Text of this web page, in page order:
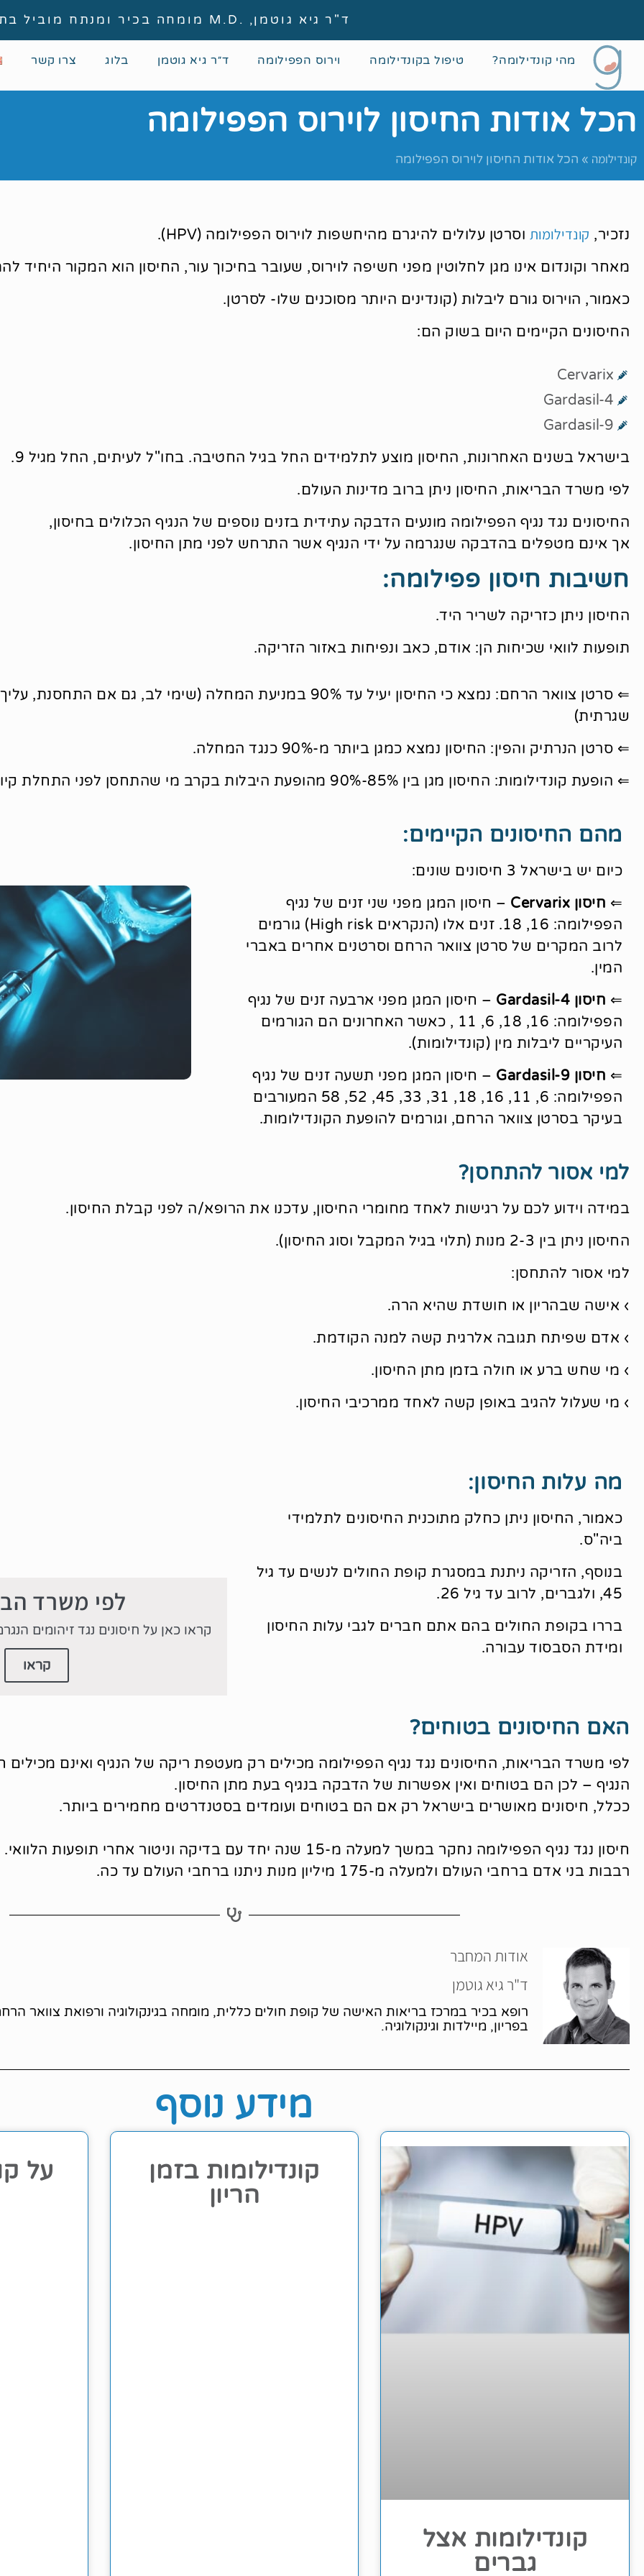
ד"ר גיא גוטמן, .M.D מומחה בכיר ומנתח מוביל בתחום
מהי קונדילומה? טיפול בקונדילומה וירוס הפפילומה ד״ר גיא גוטמן בלוג צרו קשר
הכל אודות החיסון לוירוס הפפילומה
קונדילומה » הכל אודות החיסון לוירוס הפפילומה
נזכיר, קונדילומות וסרטן עלולים להיגרם מהיחשפות לוירוס הפפילומה (HPV).
מאחר וקונדום אינו מגן לחלוטין מפני חשיפה לוירוס, שעובר בחיכוך עור, החיסון הוא המקור היחיד
כאמור, הוירוס גורם ליבלות (קונדינים היותר מסוכנים שלו- לסרטן.
החיסונים הקיימים היום בשוק הם:
Cervarix
Gardasil-4
Gardasil-9
בישראל בשנים האחרונות, החיסון מוצע לתלמידים החל בגיל החטיבה. בחו"ל לעיתים, החל מגיל 9.
לפי משרד הבריאות, החיסון ניתן ברוב מדינות העולם.
החיסונים נגד נגיף הפפילומה מונעים הדבקה עתידית בזנים נוספים של הנגיף הכלולים בחיסון,
אך אינם מטפלים בהדבקה שנגרמה על ידי הנגיף אשר התרחש לפני מתן החיסון.
חשיבות חיסון פפילומה:
החיסון ניתן כזריקה לשריר היד.
תופעות לוואי שכיחות הן: אודם, כאב ונפיחות באזור הזריקה.
⇐ סרטן צוואר הרחם: נמצא כי החיסון יעיל עד 90% במניעת המחלה (שימי לב, גם
שגרתית)
⇐ סרטן הנרתיק והפין: החיסון נמצא כמגן ביותר מ-90% כנגד המחלה.
⇐ הופעת קונדילומות: החיסון מגן בין 85%-90% מהופעת היבלות בקרב מי שהתחסן לפני התחלת קיום יחסי מין.
מהם החיסונים הקיימים:
כיום יש בישראל 3 חיסונים שונים:
⇐ חיסון Cervarix
– חיסון המגן מפני שני זנים של נגיף
הפפילומה: 16, 18. זנים אלו (הנקראים High risk) גורמים
לרוב המקרים של סרטן צוואר הרחם וסרטנים אחרים באברי
המין.
⇐ חיסון Gardasil-4
– חיסון המגן מפני ארבעה זנים של נגיף
הפפילומה: 16, 18, 6, 11 , כאשר האחרונים הם הגורמים
העיקריים ליבלות מין (קונדילומות).
⇐ חיסון Gardasil-9
– חיסון המגן מפני תשעה זנים של נגיף
הפפילומה: 6, 11, 16, 18, 31, 33, 45, 52, 58 המעורבים
בעיקר בסרטן צוואר הרחם, וגורמים להופעת הקונדילומות.
למי אסור להתחסן?
במידה וידוע לכם על רגישות לאחד מחומרי החיסון, עדכנו את הרופא/ה לפני קבלת החיסון.
החיסון ניתן בין 2-3 מנות (תלוי בגיל המקבל וסוג החיסון).
למי אסור להתחסן:
› אישה שבהריון או חושדת שהיא הרה.
› אדם שפיתח תגובה אלרגית קשה למנה הקודמת.
› מי שחש ברע או חולה בזמן מתן החיסון.
› מי שעלול להגיב באופן קשה לאחד ממרכיבי החיסון.
מה עלות החיסון:
כאמור, החיסון ניתן כחלק מתוכנית החיסונים לתלמידי
ביה"ס.
בנוסף, הזריקה ניתנת במסגרת קופת החולים לנשים עד גיל
45, ולגברים, לרוב עד גיל 26.
בררו בקופת החולים בהם אתם חברים לגבי עלות החיסון
ומידת הסבסוד עבורה.
לפי משרד
קראו כאן על חיסונים נגד זיהומים
קראו
האם החיסונים בטוחים?
הנגיף – לכן הם בטוחים ואין אפשרות של הדבקה בנגיף בעת מתן החיסון.
ככלל, חיסונים מאושרים בישראל רק אם הם בטוחים ועומדים בסטנדרטים מחמירים ביותר.
חיסון נגד נגיף הפפילומה נחקר במשך למעלה מ-15 שנה יחד עם בדיקה וניטור אחרי
רבבות בני אדם ברחבי העולם ולמעלה מ-175 מיליון מנות ניתנו ברחבי העולם עד כה.
אודות המחבר
ד"ר גיא גוטמן
בפריון, מיילדות וגינקולוגיה.
מידע נוסף
קונדילומות אצל
גברים
קונדילומות בזמן
הריון
על